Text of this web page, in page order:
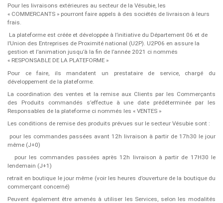
Pour les livraisons extérieures au secteur de la Vésubie, les
« COMMERCANTS » pourront faire appels à des sociétés de livraison à leurs
frais.
La plateforme est créée et développée à l’initiative du Département 06 et de
l’Union des Entreprises de Proximité national (U2P). U2P06 en assure la
gestion et l’animation jusqu’à la fin de l’année 2021 ci nommés
« RESPONSABLE DE LA PLATEFORME »
Pour ce faire, ils mandatent un prestataire de service, chargé du
développement de la plateforme.
La coordination des ventes et la remise aux Clients par les Commerçants
des Produits commandés s’effectue à une date prédéterminée par les
Responsables de la plateforme ci nommés les « VENTES »
Les conditions de remise des produits prévues sur le secteur Vésubie sont :
pour les commandes passées avant 12h livraison à partir de 17h30 le jour
même (J+0)
pour les commandes passées après 12h livraison à partir de 17H30 le
lendemain (J+1)
retrait en boutique le jour même (voir les heures d’ouverture de la boutique du
commerçant concerné)
Peuvent également être amenés à utiliser les Services, selon les modalités